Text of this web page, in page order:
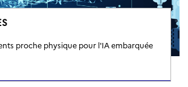
proche physique pour l'IA embarquée